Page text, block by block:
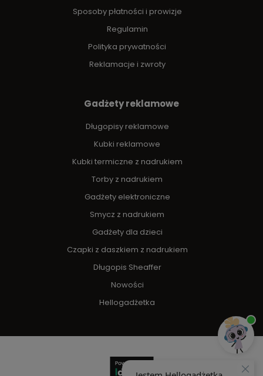
Sposoby płatności i prowizje
Regulamin
Polityka prywatności
Reklamacje i zwroty
Gadżety reklamowe
Długopisy reklamowe
Kubki reklamowe
Kubki termiczne z nadrukiem
Torby z nadrukiem
Gadżety elektroniczne
Smycz z nadrukiem
Gadżety dla dzieci
Czapki z daszkiem z nadrukiem
Długopis Sheaffer
Nowości
Hellogadżetka